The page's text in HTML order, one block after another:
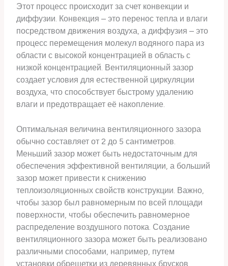
Этот процесс происходит за счет конвекции и
диффузии. Конвекция – это перенос тепла и влаги
посредством движения воздуха, а диффузия – это
процесс перемещения молекул водяного пара из
области с высокой концентрацией в область с
низкой концентрацией. Вентиляционный зазор
создает условия для естественной циркуляции
воздуха, что способствует быстрому удалению
влаги и предотвращает её накопление.
Оптимальная величина вентиляционного зазора
обычно составляет от 2 до 5 сантиметров.
Меньший зазор может быть недостаточным для
обеспечения эффективной вентиляции, а больший
зазор может привести к снижению
теплоизоляционных свойств конструкции. Важно,
чтобы зазор был равномерным по всей площади
поверхности, чтобы обеспечить равномерное
распределение воздушного потока. Создание
вентиляционного зазора может быть реализовано
различными способами, например, путем
установки обрешетки из деревянных брусков